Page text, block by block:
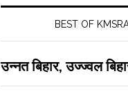
BEST OF
उन्नत बिहार, उज्ज्वल